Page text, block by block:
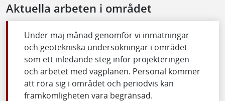
Aktuella arbeten i området
Under maj månad genomför vi inmätningar
och geotekniska undersökningar i området
som ett inledande steg inför projekteringen
och arbetet med vägplanen. Personal kommer
att röra sig i området och periodvis kan
framkomligheten vara begränsad.